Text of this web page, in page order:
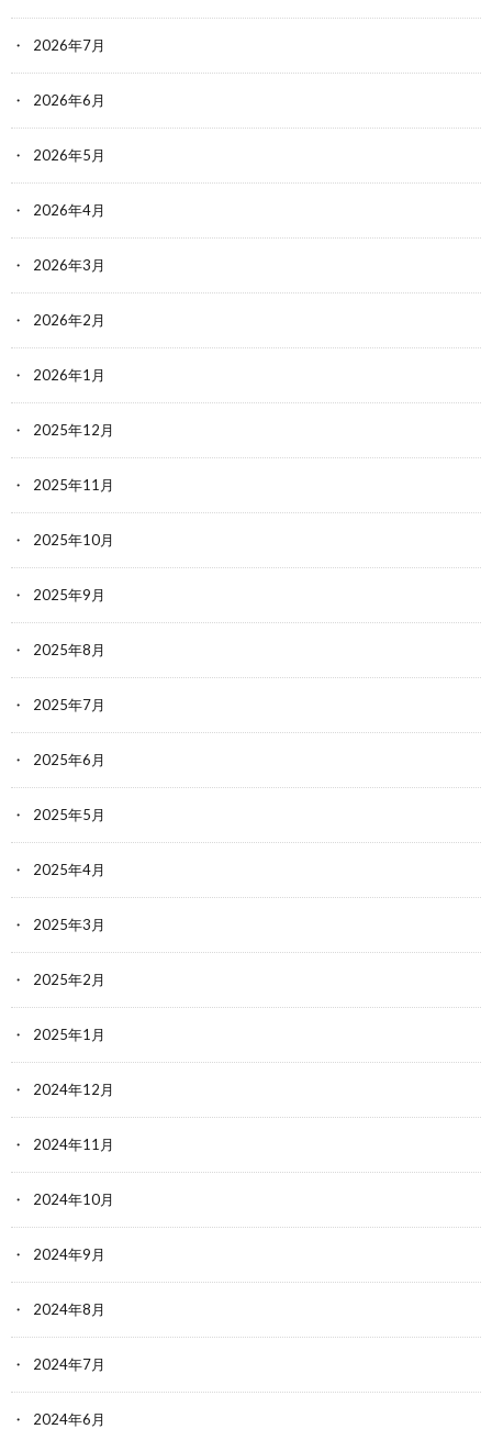
2026年7月
2026年6月
2026年5月
2026年4月
2026年3月
2026年2月
2026年1月
2025年12月
2025年11月
2025年10月
2025年9月
2025年8月
2025年7月
2025年6月
2025年5月
2025年4月
2025年3月
2025年2月
2025年1月
2024年12月
2024年11月
2024年10月
2024年9月
2024年8月
2024年7月
2024年6月